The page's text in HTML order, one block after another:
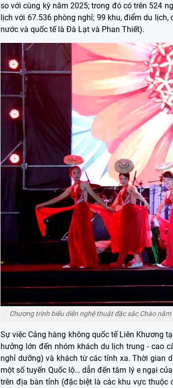
so với cùng kỳ năm 2025; trong đó có trên 524
lịch với 67.536 phòng nghỉ; 99 khu, điểm du
nước và quốc tế là Đà Lạt và Phan Thiết).
Chương trình biểu diễn nghệ thuật đặc sắc Chào
Sự việc Cảng hàng không quốc tế Liên Khương
hưởng lớn đến nhóm khách du lịch trung - cao
nghỉ dưỡng) và khách từ các tỉnh xa. Thời gian
một số tuyến Quốc lộ… dẫn đến tâm lý e ngại
trên địa bàn tỉnh (đặc biệt là các khu vực